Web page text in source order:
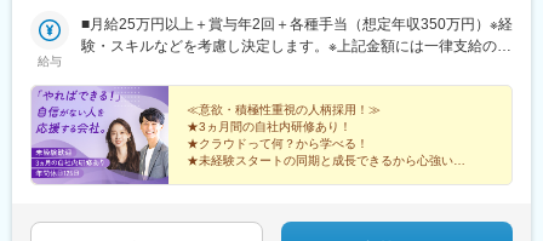
ん。※すべて徒歩10分以内の駅チカオフィスです。※フルリモー
ト・在宅勤務・リモートワークはプロジェクトによって異なりま
給与
■月給25万円以上＋賞与年2回＋各種手当（想定年収350万円）※経
験・スキルなどを考慮し決定します。※上記金額には一律支給の住
（期間中は月給23万円以上で、その他の待遇に変更なし）☆経験
がある方は、現職・前職給与を考慮します。☆明確な評価制度あ
り。個人の頑張りに応じて評価します。【年収例】年収450万円
（経験2年入社）年収750万円（経験3年入社）年収950万円（経験
5年入社）
≪意欲・積極性重視の人柄採用！≫
★3ヵ月間の自社内研修あり！
★クラウドって何？から学べる！
★未経験スタートの同期と成長できるから心強い！